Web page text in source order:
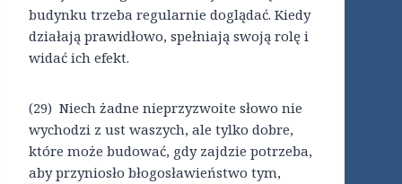
budynku trzeba regularnie doglądać. Kiedy
działają prawidłowo, spełniają swoją rolę i
widać ich efekt.
(29) Niech żadne nieprzyzwoite słowo nie
wychodzi z ust waszych, ale tylko dobre,
które może budować, gdy zajdzie potrzeba,
aby przyniosło błogosławieństwo tym,